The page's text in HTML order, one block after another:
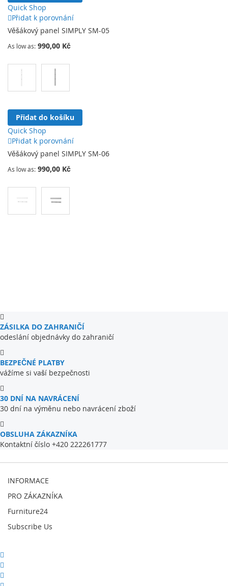
Quick Shop
Přidat k porovnání
Věšákový panel SIMPLY SM-05
As low as 990,00 Kč
Přidat do košíku
Quick Shop
Přidat k porovnání
Věšákový panel SIMPLY SM-06
As low as 990,00 Kč
ZÁSILKA DO ZAHRANIČÍ
odeslání objednávky do zahraničí
BEZPEČNÉ PLATBY
vážíme si vaší bezpečnosti
30 DNÍ NA NAVRÁCENÍ
30 dní na výměnu nebo navrácení zboží
OBSLUHA ZÁKAZNÍKA
Kontaktní číslo +420 222261777
INFORMACE
PRO ZÁKAZNÍKA
Furniture24
Subscribe Us